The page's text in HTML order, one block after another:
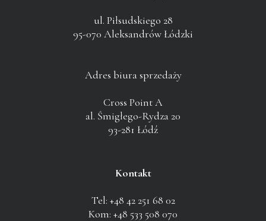
ul. Piłsudskiego 28
95-070 Aleksandrów Łódzki
Adres biura sprzedaży
Cross Point A
al. Śmigłego-Rydza 20
93-281 Łódź
Kontakt
Tel: +48 42 251 68 02
Kom: +48 533 508 070